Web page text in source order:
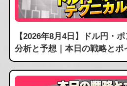
【2026年8月4日】ドル円・
分析と予想｜本日の戦略とポ